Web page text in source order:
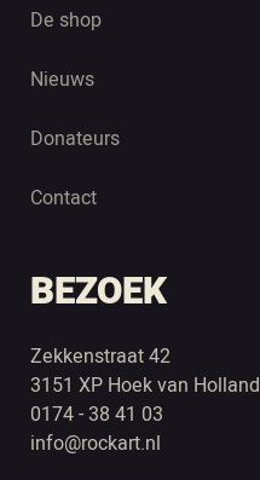
De shop
Nieuws
Donateurs
Contact
BEZOEK
Zekkenstraat 42
3151 XP Hoek van Holland
0174 - 38 41 03
info@rockart.nl